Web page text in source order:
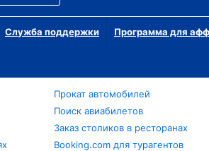
Служба поддержки Программа для
Прокат автомобилей
Поиск авиабилетов
Заказ столиков в ресторанах
Booking.com для турагентов